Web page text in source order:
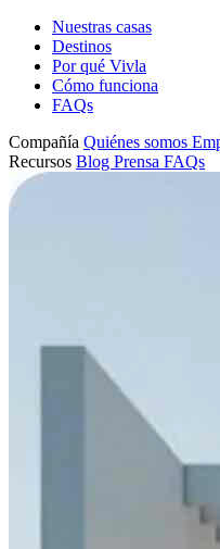
Nuestras casas
Destinos
Por qué Vivla
Cómo funciona
FAQs
Compañía Quiénes somos
Recursos Blog Prensa FAQs